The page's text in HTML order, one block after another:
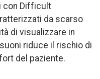
con Difficult
da scarso
di visualizzare in
riduce il rischio di
del paziente.